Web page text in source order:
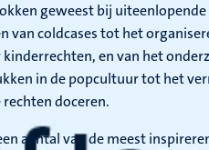
geweest bij
van coldcases tot het
en van het
in de popcultuur tot het
doceren.
aantal van de meest